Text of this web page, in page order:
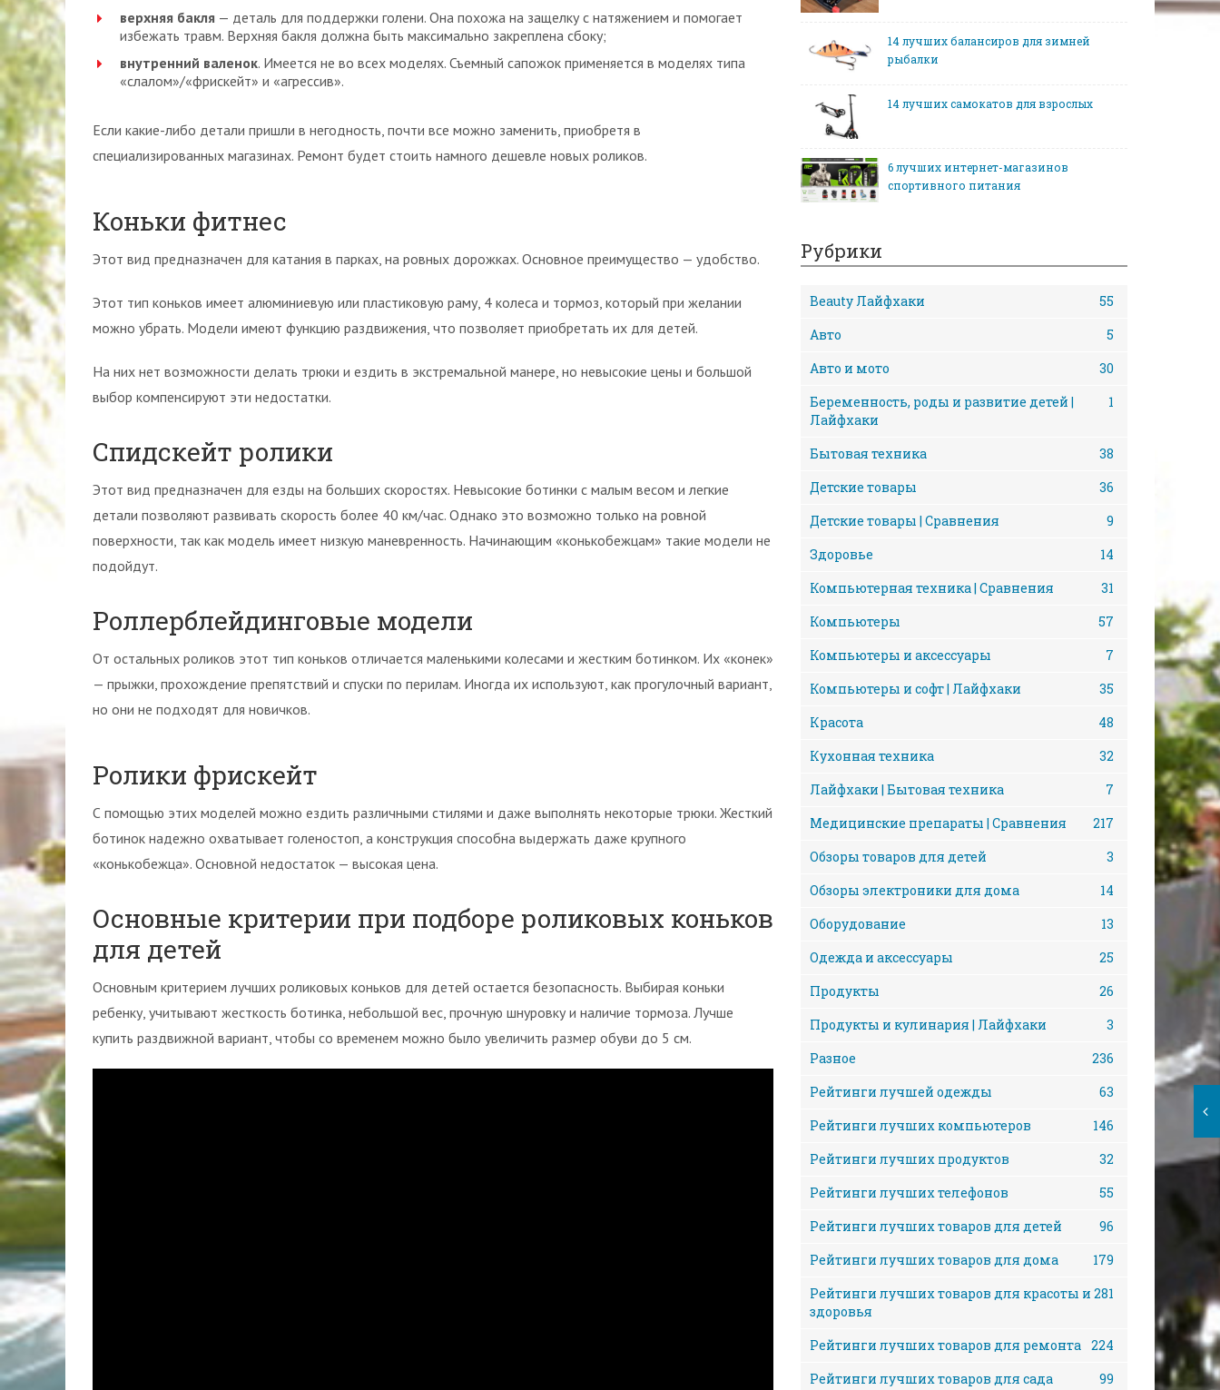
верхняя бакля — деталь для поддержки голени. Она похожа на защелку с натяжением и помогает
избежать травм. Верхняя бакля должна быть максимально закреплена сбоку;
внутренний валенок. Имеется не во всех моделях. Съемный сапожок применяется в моделях типа
«слалом»/«фрискейт» и «агрессив».
Если какие-либо детали пришли в негодность, почти все можно заменить, приобретя в
специализированных магазинах. Ремонт будет стоить намного дешевле новых роликов.
Коньки фитнес
Этот вид предназначен для катания в парках, на ровных дорожках. Основное преимущество — удобство.
Этот тип коньков имеет алюминиевую или пластиковую раму, 4 колеса и тормоз, который при желании
можно убрать. Модели имеют функцию раздвижения, что позволяет приобретать их для детей.
На них нет возможности делать трюки и ездить в экстремальной манере, но невысокие цены и большой
выбор компенсируют эти недостатки.
Спидскейт ролики
Этот вид предназначен для езды на больших скоростях. Невысокие ботинки с малым весом и легкие
детали позволяют развивать скорость более 40 км/час. Однако это возможно только на ровной
поверхности, так как модель имеет низкую маневренность. Начинающим «конькобежцам» такие модели не
подойдут.
Роллерблейдинговые модели
От остальных роликов этот тип коньков отличается маленькими колесами и жестким ботинком. Их «конек»
— прыжки, прохождение препятствий и спуски по перилам. Иногда их используют, как прогулочный вариант,
но они не подходят для новичков.
Ролики фрискейт
С помощью этих моделей можно ездить различными стилями и даже выполнять некоторые трюки. Жесткий
ботинок надежно охватывает голеностоп, а конструкция способна выдержать даже крупного
«конькобежца». Основной недостаток — высокая цена.
Основные критерии при подборе роликовых коньков
для детей
Основным критерием лучших роликовых коньков для детей остается безопасность. Выбирая коньки
ребенку, учитывают жесткость ботинка, небольшой вес, прочную шнуровку и наличие тормоза. Лучше
купить раздвижной вариант, чтобы со временем можно было увеличить размер обуви до 5 см.
14 лучших балансиров для зимней
рыбалки
14 лучших самокатов для взрослых
6 лучших интернет-магазинов
спортивного питания
Рубрики
Beauty Лайфхаки
55
Авто
5
Авто и мото
30
Беременность, роды и развитие детей |
Лайфхаки
1
Бытовая техника
38
Детские товары
36
Детские товары | Сравнения
9
Здоровье
14
Компьютерная техника | Сравнения
31
Компьютеры
57
Компьютеры и аксессуары
7
Компьютеры и софт | Лайфхаки
35
Красота
48
Кухонная техника
32
Лайфхаки | Бытовая техника
7
Медицинские препараты | Сравнения
217
Обзоры товаров для детей
3
Обзоры электроники для дома
14
Оборудование
13
Одежда и аксессуары
25
Продукты
26
Продукты и кулинария | Лайфхаки
3
Разное
236
Рейтинги лучшей одежды
63
Рейтинги лучших компьютеров
146
Рейтинги лучших продуктов
32
Рейтинги лучших телефонов
55
Рейтинги лучших товаров для детей
96
Рейтинги лучших товаров для дома
179
Рейтинги лучших товаров для красоты и
здоровья
281
Рейтинги лучших товаров для ремонта 224
Рейтинги лучших товаров для сада
99